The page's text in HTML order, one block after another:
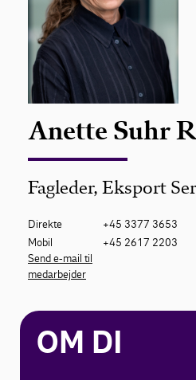
Anette Suhr
Fagleder, Eksport
Direkte
+45 3377 3653
Mobil
+45 2617 2203
Send e-mail til
medarbejder
OM DI